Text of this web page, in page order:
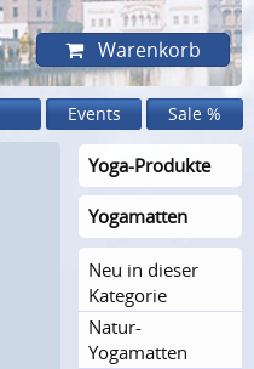
Warenkorb
Events Sale %
Yoga-Produkte
Yogamatten
Neu in dieser
Kategorie
Natur-
Yogamatten